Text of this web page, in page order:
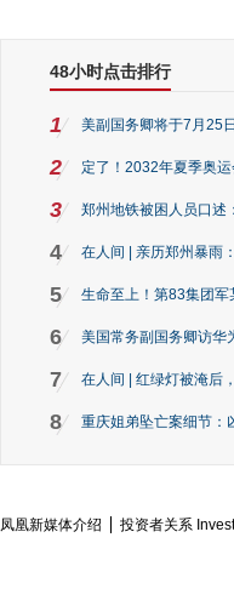
48小时点击排行
1 美副国务卿将于7月25
2 定了！2032年夏季奥
3 郑州地铁被困人员口述
4 在人间 | 亲历郑州暴雨
5 生命至上！第83集团
6 美国常务副国务卿访华
7 在人间 | 红绿灯被淹后
8 重庆姐弟坠亡案细节：
凤凰新媒体介绍 投资者关系